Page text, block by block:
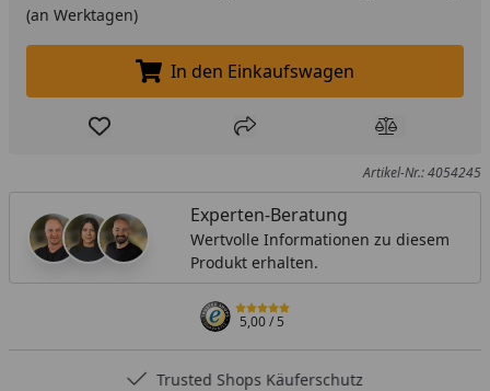
(an Werktagen)
In den Einkaufswagen legen
In den Einkaufswagen
Produkt zur Wunschliste hinzufügen
Teilen Produkt
Artikel-Nr.: 4054245
Experten-Beratung
Wertvolle Informationen zu diesem
Produkt erhalten.
5,00/ 5
Trusted Shops Käuferschutz